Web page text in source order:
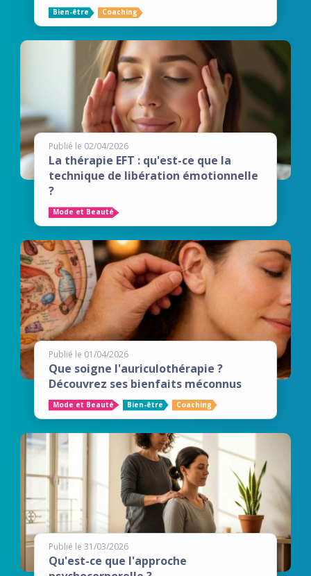
Bien-être Coaching
Publié le 02/04/2026
La thérapie EFT : qu'est-ce que la
technique de libération émotionnelle
?
Mode et Beauté
Publié le 01/04/2026
Que soigne l'auriculothérapie ?
Découvrez ses bienfaits méconnus
Mode et Beauté Bien-être Coaching
Publié le 31/03/2026
Qu'est-ce que l'approche